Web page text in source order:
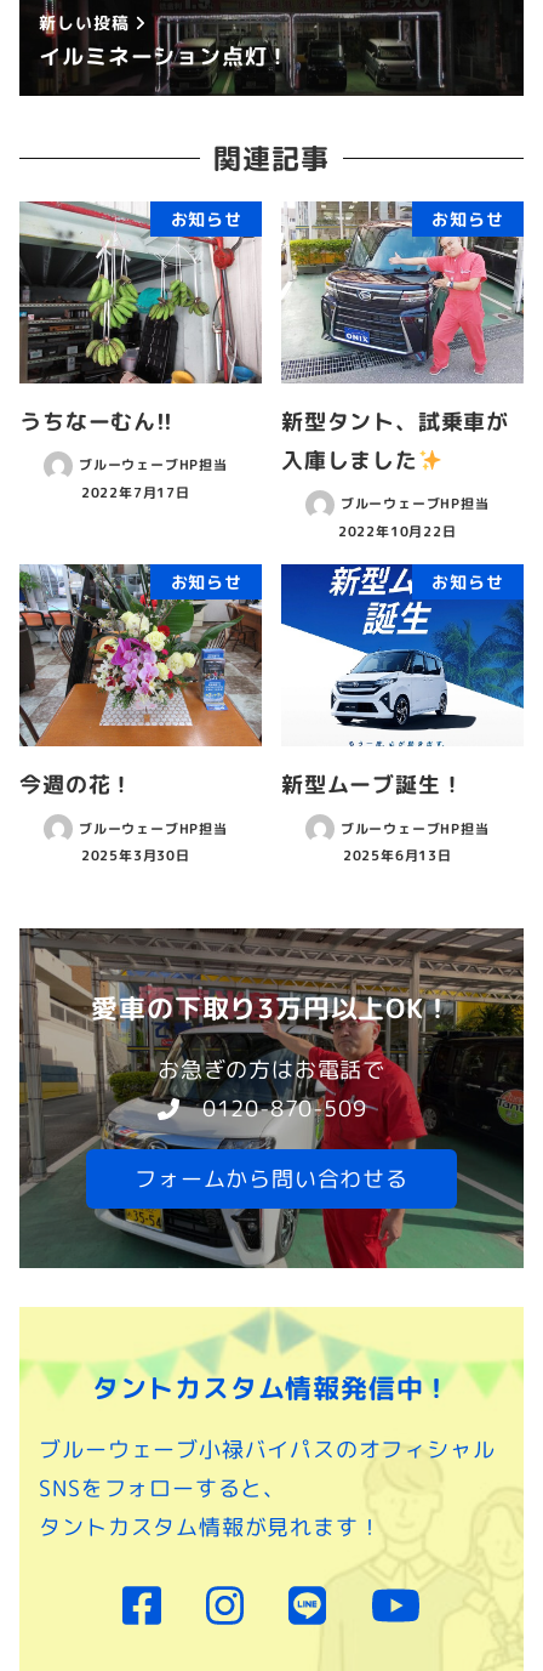
新しい投稿
イルミネーション点灯！
関連記事
お知らせ
うちなーむん!!
ブルーウェーブHP担当
2022年7月17日
お知らせ
新型タント、試乗車が
入庫しました
ブルーウェーブHP担当
2022年10月22日
お知らせ
今週の花！
ブルーウェーブHP担当
2025年3月30日
お知らせ
新型ムーブ誕生！
ブルーウェーブHP担当
2025年6月13日
愛車の下取り3万円以上OK！
お急ぎの方はお電話で
0120-870-509
フォームから問い合わせる
タントカスタム情報発信中！
ブルーウェーブ小禄バイパスのオフィシャル
SNSをフォローすると、
タントカスタム情報が見れます！